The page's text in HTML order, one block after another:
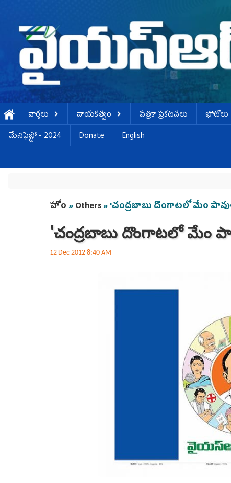
వార్తలు నాయకత్వం పత్రికా ప్రకటనలు ఫోటోలు
మేనిఫెస్టో - 2024
Donate English
You are here
హోం »Others» 'చంద్రబాబు దొంగాటలో మేం
'చంద్రబాబు దొంగాటలో మేం
12 Dec 2012 8:40 AM